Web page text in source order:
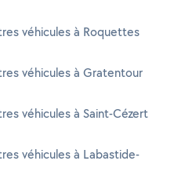
véhicules à Roquettes
véhicules à Gratentour
véhicules à Saint-Cézert
véhicules à Labastide-